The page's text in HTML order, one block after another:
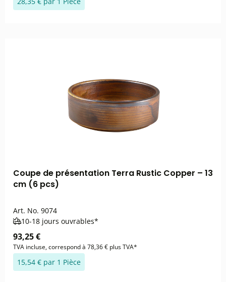
Coupe de présentation Terra Rustic Copper – 13
cm (6 pcs)
Art. No. 9074
10-18 jours ouvrables*
93,25 €
TVA incluse, correspond à 78,36 € plus TVA*
15,54 € par 1 Pièce